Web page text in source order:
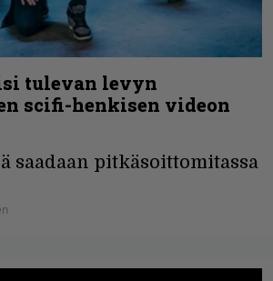
tulevan levyn
scifi-henkisen videon
saadaan pitkäsoittomitassa